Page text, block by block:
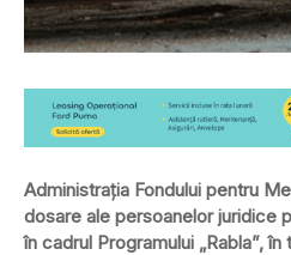
Administraţia Fondului pentru
dosare ale persoanelor juridice
în cadrul Programului „Rabla”,